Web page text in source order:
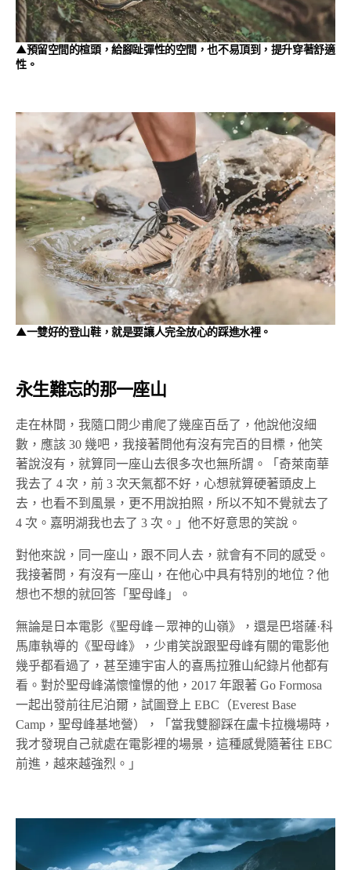
▲預留空間的楦頭，給腳趾彈性的空間，也不易頂到，提升穿著舒適
性。
▲一雙好的登山鞋，就是要讓人完全放心的踩進水裡。
永生難忘的那一座山
走在林間，我隨口問少甫爬了幾座百岳了，他說他沒細
數，應該 30 幾吧，我接著問他有沒有完百的目標，他笑
著說沒有，就算同一座山去很多次也無所謂。「奇萊南華
我去了 4 次，前 3 次天氣都不好，心想就算硬著頭皮上
去，也看不到風景，更不用說拍照，所以不知不覺就去了
4 次。嘉明湖我也去了 3 次。」他不好意思的笑說。
對他來說，同一座山，跟不同人去，就會有不同的感受。
我接著問，有沒有一座山，在他心中具有特別的地位？他
想也不想的就回答「聖母峰」。
無論是日本電影《聖母峰－眾神的山嶺》，還是巴塔薩·科
馬庫執導的《聖母峰》，少甫笑說跟聖母峰有關的電影他
幾乎都看過了，甚至連宇宙人的喜馬拉雅山紀錄片他都有
看。對於聖母峰滿懷憧憬的他，2017 年跟著 Go Formosa
一起出發前往尼泊爾，試圖登上 EBC（Everest Base
Camp，聖母峰基地營），「當我雙腳踩在盧卡拉機場時，
我才發現自己就處在電影裡的場景，這種感覺隨著往 EBC
前進，越來越強烈。」